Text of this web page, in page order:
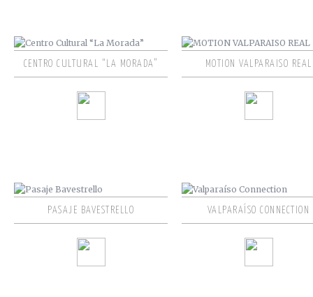
CENTRO CULTURAL “LA MORADA” MOTION VALPARAISO REAL
PASAJE BAVESTRELLO VALPARAÍSO CONNECTION